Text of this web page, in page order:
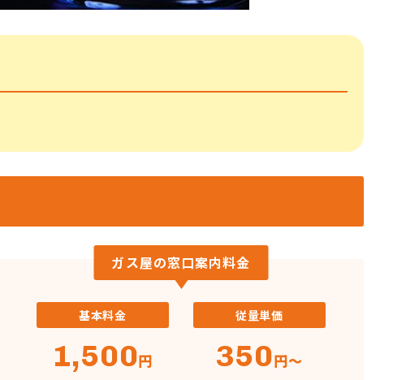
ガス屋の窓口案内料金
基本料金
1,500円
従量単価
350円～